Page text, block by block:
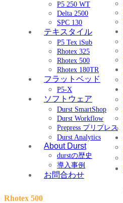
P5 250 WT
Delta 2500
SPC 130
テキスタイル
P5 Tex iSub
Rhotex 325
Rhotex 500
Rhotex 180TR
フラットベッド
P5-X
ソフトウェア
Durst SmartShop
Durst Workflow
Prepress プリプレス
Durst Analytics
About Durst
durstの歴史
導入事例
お問合わせ
Rhotex 500